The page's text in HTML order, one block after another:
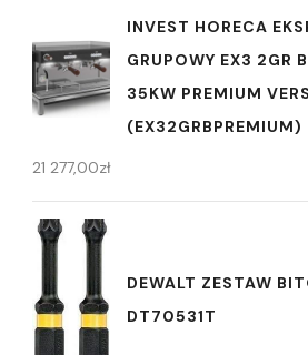
INVEST HORECA
GRUPOWY EX3 2GR
35KW PREMIUM
(EX32GRBPREMIUM)
21 277,00zł
DEWALT ZESTAW
DT70531T